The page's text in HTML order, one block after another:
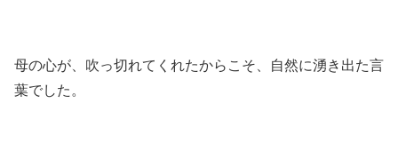
母の心が、吹っ切れてくれたからこそ、自然に湧き出た言
葉でした。